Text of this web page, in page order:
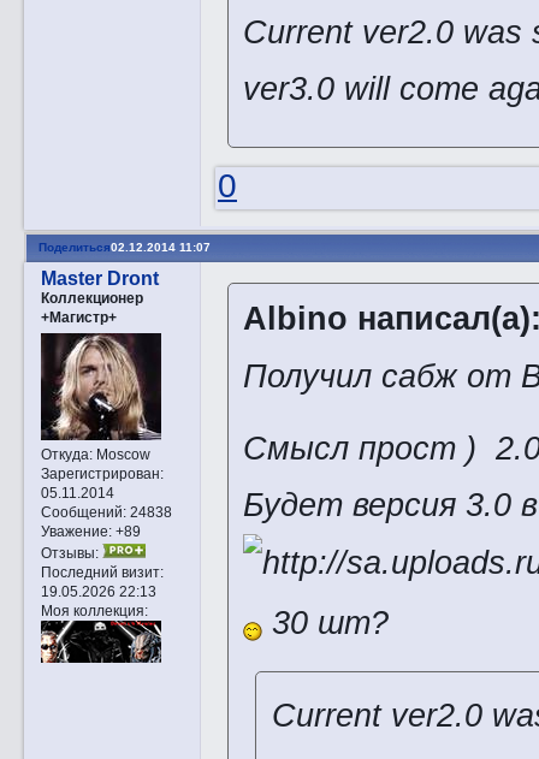
Current ver2.0 was
ver3.0 will come
0
Поделиться02.12.2014 11:07
Master Dront
Коллекционер
+Магистр+
Откуда:Moscow
Зарегистрирован:
05.11.2014
Сообщений:24838
Уважение: +89
Отзывы:
Последний визит:
19.05.2026 22:13
Моя коллекция:
Albino
Получил сабж от
Смысл прост )
Будет версия 3.0
30 шт?
Current ver2.0